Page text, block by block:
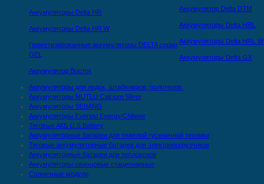
Аккумуляторы Delta HR
Аккумуляторы Delta HR W
Герметизированные аккумуляторы DELTA серии
GEL
Аккумулятор Восток
Аккумулятор Delta DTМ
Аккумуляторы Delta HRL
Аккумуляторы Delta HRL W
Аккумуляторы Delta GX
Аккумуляторы для лодок, штабелеров, полотеров.
Аккумуляторы MUTLU Calcium Silver
Аккумуляторы SEBANG
Аккумуляторы Everest Energy/Chilwee
Тяговые АКБ U.S.Battery
Аккумуляторные батареи для тяжелой гусеничной техники
Тяговые аккумуляторные батареи для электропогрузчиков
Аккумуляторные батареи для тепловозов
Аккумуляторы свинцовые стационарные
Солнечные модули